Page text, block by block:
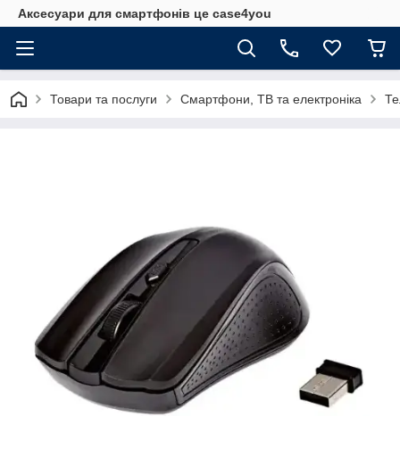
Аксесуари для смартфонів це case4you
Товари та послуги Смартфони, ТВ та електроніка